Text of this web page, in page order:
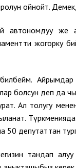
ойнойт.
же
жогорку
болсун деп да
Ал толугу
50 депутаттан
тандап